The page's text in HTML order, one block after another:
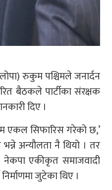
रुकुम पश्चिमले जनार्दन
बैठकले पार्टीका संरक्षक
दिए ।
एकल सिफारिस गरेको छ,’
अन्यौलता नै थियो । तर
नेकपा एकीकृत समाजवादी
जुटेका थिए ।